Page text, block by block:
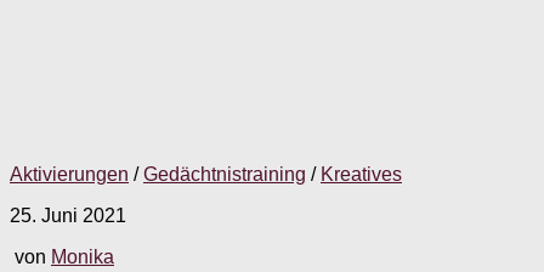
Aktivierungen /Gedächtnistraining / Kreatives
25. Juni 2021
von Monika